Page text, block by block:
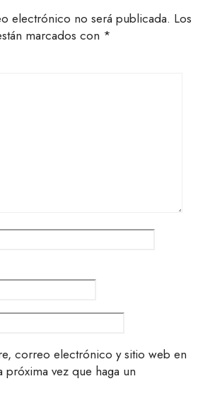
electrónico no será publicada. Los
marcados con *
correo electrónico y sitio web en
próxima vez que haga un